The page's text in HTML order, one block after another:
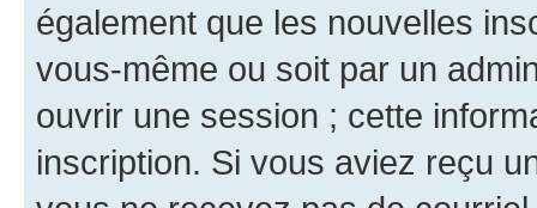
également que les nouvelles
vous-même ou soit par un
ouvrir une session ; cette
inscription. Si vous aviez reçu